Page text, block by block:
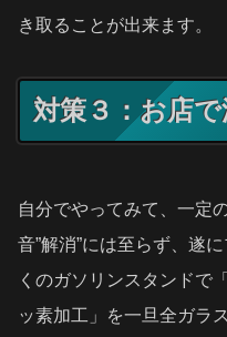
き取ることが出来ます。
対策３：お店で
自分でやってみて、一定
音”解消”には至らず、遂
くのガソリンスタンドで
ッ素加工」を一旦全ガラ